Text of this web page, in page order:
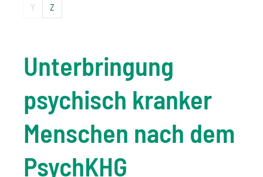
Y Z
Unterbringung
psychisch kranker
Menschen nach dem
PsychKHG